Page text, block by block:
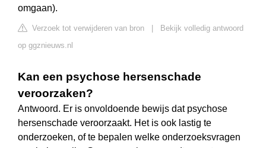
omgaan).
Verzoek tot verwijderen van bron
Bekijk volledig antwoord
op ggznieuws.nl
Kan een psychose hersenschade
veroorzaken?
Antwoord. Er is onvoldoende bewijs dat psychose
hersenschade veroorzaakt. Het is ook lastig te
onderzoeken, of te bepalen welke onderzoeksvragen